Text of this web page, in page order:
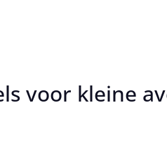
voor kleine